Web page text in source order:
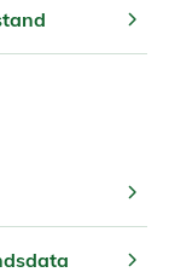
chevron_right
chevron_right
chevron_right